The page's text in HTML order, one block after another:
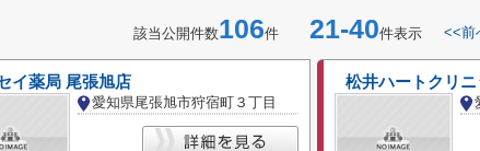
該当公開件数106件 21-40件表示 <<前
イ薬局 尾張旭店
愛知県尾張旭市狩宿町３丁目
松井ハートクリニ